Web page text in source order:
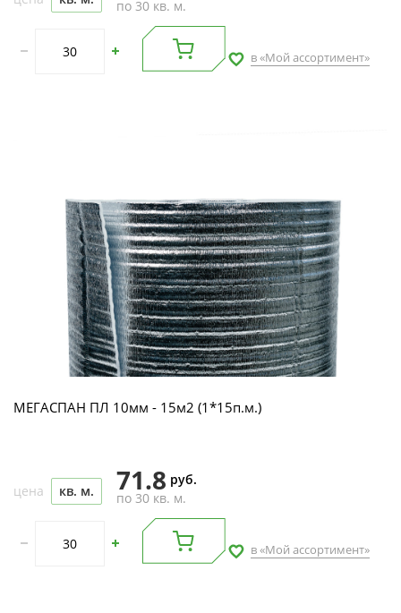
по 30 кв. м.
в «Мой ассортимент»
МЕГАСПАН ПЛ 10мм - 15м2 (1*15п.м.)
цена кв. м. 71.8 руб.
по 30 кв. м.
в «Мой ассортимент»